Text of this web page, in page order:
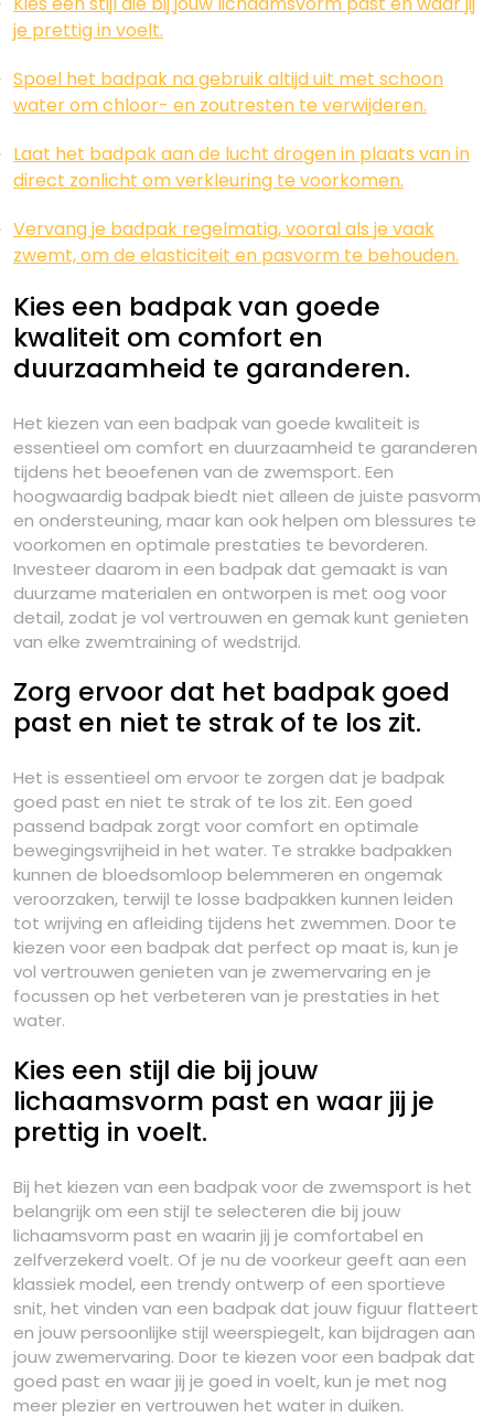
je prettig in voelt.
Spoel het badpak na gebruik altijd uit met schoon
water om chloor- en zoutresten te verwijderen.
Laat het badpak aan de lucht drogen in plaats van in
direct zonlicht om verkleuring te voorkomen.
Vervang je badpak regelmatig, vooral als je vaak
zwemt, om de elasticiteit en pasvorm te behouden.
Kies een badpak van goede
kwaliteit om comfort en
duurzaamheid te garanderen.
Het kiezen van een badpak van goede kwaliteit is
essentieel om comfort en duurzaamheid te garanderen
tijdens het beoefenen van de zwemsport. Een
hoogwaardig badpak biedt niet alleen de juiste pasvorm
en ondersteuning, maar kan ook helpen om blessures te
voorkomen en optimale prestaties te bevorderen.
Investeer daarom in een badpak dat gemaakt is van
duurzame materialen en ontworpen is met oog voor
detail, zodat je vol vertrouwen en gemak kunt genieten
van elke zwemtraining of wedstrijd.
Zorg ervoor dat het badpak goed
past en niet te strak of te los zit.
Het is essentieel om ervoor te zorgen dat je badpak
goed past en niet te strak of te los zit. Een goed
passend badpak zorgt voor comfort en optimale
bewegingsvrijheid in het water. Te strakke badpakken
kunnen de bloedsomloop belemmeren en ongemak
veroorzaken, terwijl te losse badpakken kunnen leiden
tot wrijving en afleiding tijdens het zwemmen. Door te
kiezen voor een badpak dat perfect op maat is, kun je
vol vertrouwen genieten van je zwemervaring en je
focussen op het verbeteren van je prestaties in het
water.
Kies een stijl die bij jouw
lichaamsvorm past en waar jij je
prettig in voelt.
Bij het kiezen van een badpak voor de zwemsport is het
belangrijk om een stijl te selecteren die bij jouw
lichaamsvorm past en waarin jij je comfortabel en
zelfverzekerd voelt. Of je nu de voorkeur geeft aan een
klassiek model, een trendy ontwerp of een sportieve
snit, het vinden van een badpak dat jouw figuur flatteert
en jouw persoonlijke stijl weerspiegelt, kan bijdragen aan
jouw zwemervaring. Door te kiezen voor een badpak dat
goed past en waar jij je goed in voelt, kun je met nog
meer plezier en vertrouwen het water in duiken.